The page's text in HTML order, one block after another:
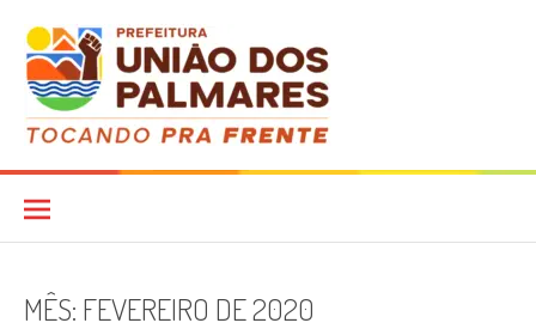
para
conteúdo
Diário Oficial
MÊS: FEVEREIRO DE 2020